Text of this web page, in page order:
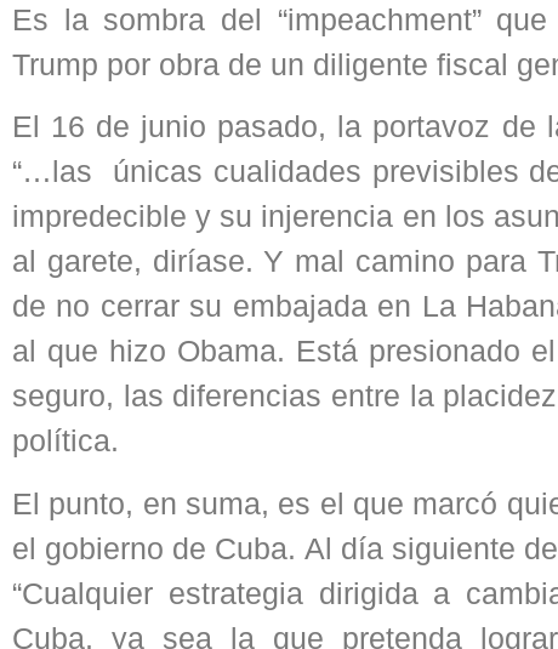
Es la sombra del “impeachment”
Trump por obra de un diligente fiscal
El 16 de junio pasado, la portavoz de
“…las únicas cualidades previsibles
impredecible y su injerencia en los
al garete, diríase. Y mal camino para
de no cerrar su embajada en La
al que hizo Obama. Está presionado
seguro, las diferencias entre la
política.
El punto, en suma, es el que marcó
el gobierno de Cuba. Al día siguiente
“Cualquier estrategia dirigida a
Cuba, ya sea la que pretenda